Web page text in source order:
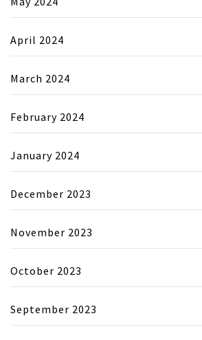
April 2024
March 2024
February 2024
January 2024
December 2023
November 2023
October 2023
September 2023